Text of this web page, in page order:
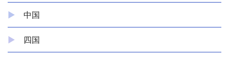
中国
四国